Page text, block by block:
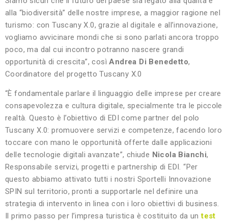
alla “biodiversità” delle nostre imprese, a maggior ragione nel
turismo: con Tuscany X.0, grazie al digitale e all’innovazione,
vogliamo avvicinare mondi che si sono parlati ancora troppo
poco, ma dal cui incontro potranno nascere grandi
opportunità di crescita”, cosìAndrea Di Benedetto,
Coordinatore del progetto Tuscany X.0
“È fondamentale parlare il linguaggio delle imprese per creare
consapevolezza e cultura digitale, specialmente tra le piccole
realtà. Questo è l’obiettivo di EDI come partner del polo
Tuscany X.0: promuovere servizi e competenze, facendo loro
toccare con mano le opportunità offerte dalle applicazioni
delle tecnologie digitali avanzate”, chiude Nicola Bianchi,
Responsabile servizi, progetti e partnership di EDI. “Per
questo abbiamo attivato tutti i nostri Sportelli Innovazione
SPIN sul territorio, pronti a supportarle nel definire una
strategia di intervento in linea con i loro obiettivi di business.
Il primo passo per l’impresa turistica è costituito da untest